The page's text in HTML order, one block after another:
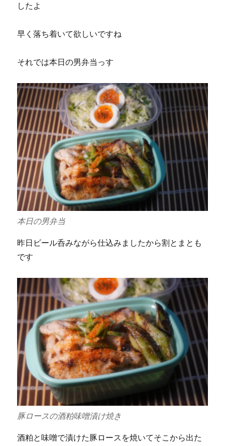
したよ
早く落ち着いて欲しいですね
それでは本日の男弁当っす
本日の男弁当
昨日ビール呑みながら仕込みましたから割とまとも
です
豚ロースの酒粕味噌漬け焼き
酒粕と味噌で漬けた豚ロースを焼いてそこから出た